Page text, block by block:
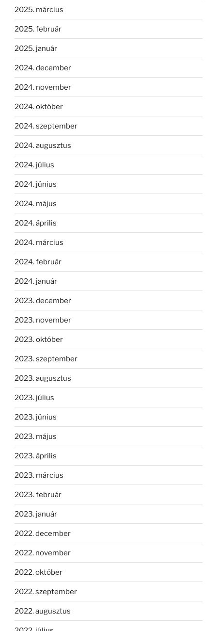
2025. március
2025. február
2025. január
2024. december
2024. november
2024. október
2024. szeptember
2024. augusztus
2024. július
2024. június
2024. május
2024. április
2024. március
2024. február
2024. január
2023. december
2023. november
2023. október
2023. szeptember
2023. augusztus
2023. július
2023. június
2023. május
2023. április
2023. március
2023. február
2023. január
2022. december
2022. november
2022. október
2022. szeptember
2022. augusztus